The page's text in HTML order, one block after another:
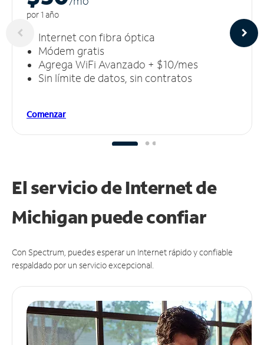
por 1 año
Internet con fibra óptica
Módem gratis
Agrega WiFi Avanzado + $10/mes
Sin límite de datos, sin contratos
Comenzar
El servicio de Internet de
Michigan puedeconfiar
Con Spectrum, puedes esperar un Internet rápido y confiable
respaldado por un servicio excepcional.